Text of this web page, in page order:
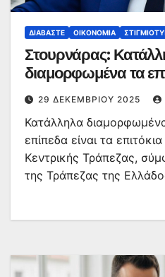
ΔΙΑΒΆΣΤΕ ΟΙΚΟΝΟΜΊΑ
Στουρνάρας:
διαμορφωμένα τα
29 ΔΕΚΕΜΒΡΊΟΥ 2025
Κατάλληλα
επίπεδα είναι τα
Κεντρικής Τράπεζας,
της Τράπεζας της